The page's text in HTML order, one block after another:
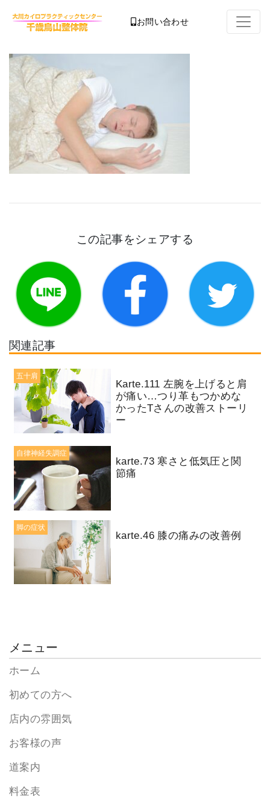
お問い合わせ
この記事をシェアする
関連記事
五十肩
Karte.111 左腕を上げると肩
が痛い…つり革もつかめな
かったTさんの改善ストーリ
ー
自律神経失調症
karte.73 寒さと低気圧と関
節痛
脚の症状
karte.46 膝の痛みの改善例
メニュー
ホーム
初めての方へ
店内の雰囲気
お客様の声
道案内
料金表